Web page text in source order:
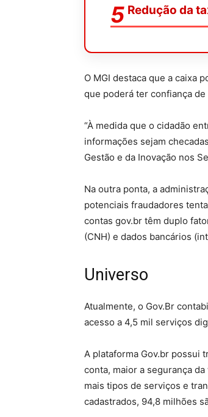
Redução da
O MGI destaca que a caixa
que poderá ter confiança
“À medida que o cidadão
informações sejam
Gestão e da Inovação nos
Na outra ponta, a
potenciais fraudadores
contas gov.br têm duplo
(CNH) e dados bancários
Universo
Atualmente, o Gov.Br
acesso a 4,5 mil serviços
A plataforma Gov.br possui
conta, maior a segurança
mais tipos de serviços e
cadastrados, 94,8 milhões